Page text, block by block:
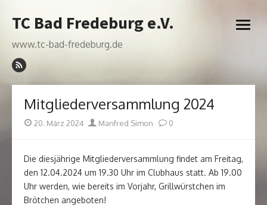
to
TC Bad Fredeburg e.V.
www.tc-bad-fredeburg.de
open
Mitgliederversammlung 2024
Posted
20. März 2024 Author
Manfred Simon 0
Die diesjährige Mitgliederversammlung findet am Freitag,
den 12.04.2024 um 19.30 Uhr im Clubhaus statt. Ab 19.00
Uhr werden, wie bereits im Vorjahr, Grillwürstchen im
Brötchen angeboten!